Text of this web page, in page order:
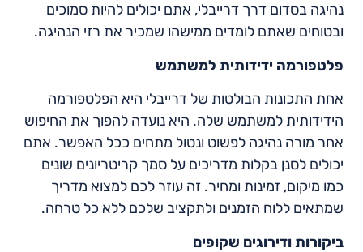
נהיגה בסדום דרך דרייבלי, אתם יכולים להיות סמוכים
ובטוחים שאתם לומדים ממישהו שמכיר את רזי הנהיגה.
פלטפורמה ידידותית למשתמש
אחת התכונות הבולטות של דרייבלי היא הפלטפורמה
הידידותית למשתמש שלה. היא נועדה להפוך את החיפוש
אחר מורה נהיגה לפשוט ונטול מתחים ככל האפשר. אתם
יכולים לסנן בקלות מדריכים על סמך קריטריונים שונים
כמו מיקום, זמינות ומחיר. זה עוזר לכם למצוא מדריך
שמתאים ללוח הזמנים ולתקציב שלכם ללא כל טרחה.
ביקורות ודירוגים שקופים